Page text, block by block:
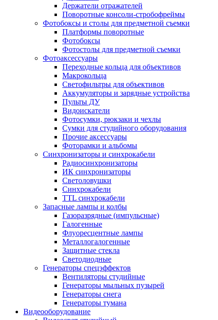
Держатели отражателей
Поворотные консоли-стробофреймы
Фотобоксы и столы для предметной съемки
Платформы поворотные
Фотобоксы
Фотостолы для предметной съемки
Фотоаксессуары
Переходные кольца для объективов
Макрокольца
Светофильтры для объективов
Аккумуляторы и зарядные устройства
Пульты ДУ
Видоискатели
Фотосумки, рюкзаки и чехлы
Сумки для студийного оборудования
Прочие аксессуары
Фоторамки и альбомы
Синхронизаторы и синхрокабели
Радиосинхронизаторы
ИК синхронизаторы
Светоловушки
Синхрокабели
TTL синхрокабели
Запасные лампы и колбы
Газоразрядные (импульсные)
Галогенные
Флуоресцентные лампы
Металлогалогенные
Защитные стекла
Светодиодные
Генераторы спецэффектов
Вентиляторы студийные
Генераторы мыльных пузырей
Генераторы снега
Генераторы тумана
Видеооборудование